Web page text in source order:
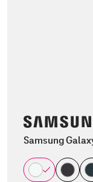
Samsung